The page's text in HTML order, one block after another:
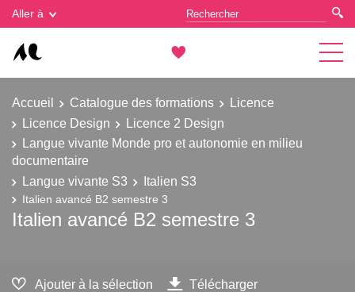
Aller à
Accueil Catalogue des formations
Licence
Licence Design
Licence 2 Design
Langue vivante Monde pro et autonomie en milieu
documentaire
Langue vivante S3
Italien S3
Italien avancé B2 semestre 3
Italien avancé B2 semestre 3
Ajouter à la sélection Télécharger
Gestion des cookies